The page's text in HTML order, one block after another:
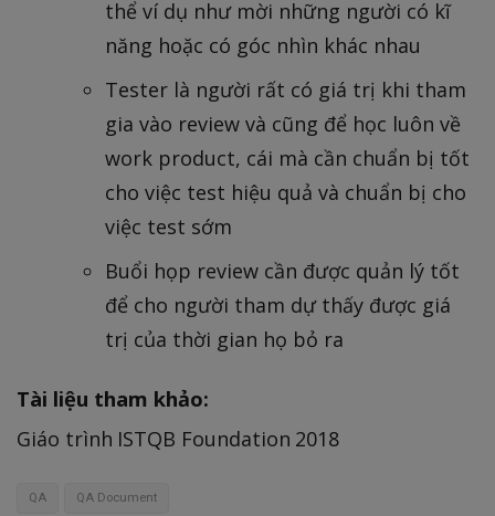
thể ví dụ như mời những người có kĩ
năng hoặc có góc nhìn khác nhau
Tester là người rất có giá trị khi tham
gia vào review và cũng để học luôn về
work product, cái mà cần chuẩn bị tốt
cho việc test hiệu quả và chuẩn bị cho
việc test sớm
Buổi họp review cần được quản lý tốt
để cho người tham dự thấy được giá
trị của thời gian họ bỏ ra
Tài liệu tham khảo:
Giáo trình ISTQB Foundation 2018
QA QA Document